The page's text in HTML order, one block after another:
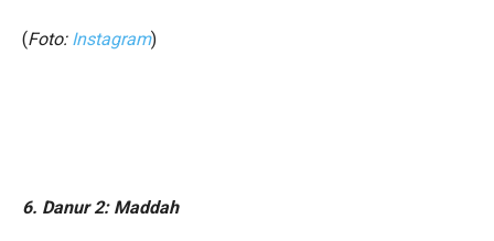
(Foto: Instagram)
6. Danur 2: Maddah